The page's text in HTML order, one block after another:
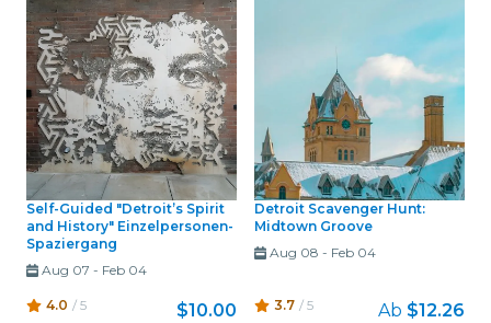
Self-Guided "Detroit’s Spirit
and History" Einzelpersonen-
Spaziergang
Aug 07 - Feb 04
4.0 / 5 $10.00
Detroit Scavenger Hunt:
Midtown Groove
Aug 08 - Feb 04
3.7 / 5 Ab $12.26